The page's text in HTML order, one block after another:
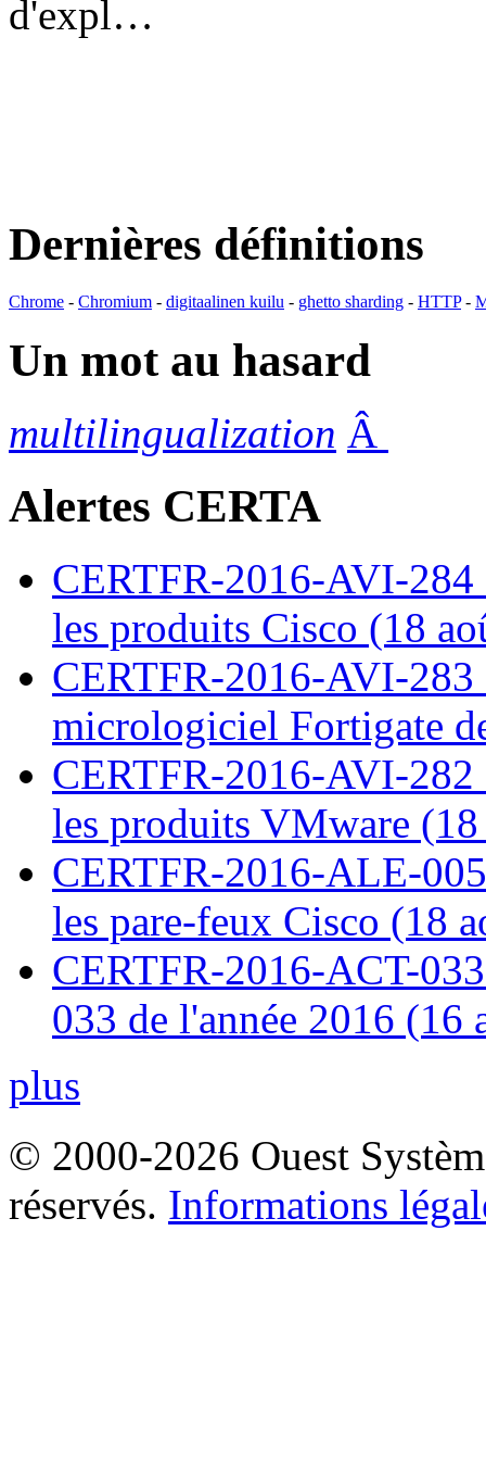
d'expl…
Dernières définitions
Chrome - Chromium - digitaalinen kuilu - ghetto sharding - HTTP-
Un mot au hasard
multilingualization Â
Alertes CERTA
CERTFR-2016-AVI-
les produits Cisco (18
CERTFR-2016-AVI-
micrologiciel Fortigate
CERTFR-2016-AVI-
les produits VMware
CERTFR-2016-ALE-
les pare-feux Cisco (18
CERTFR-2016-ACT-
033 de l'année 2016 (16
plus
© 2000-2026 Ouest
réservés. Informations